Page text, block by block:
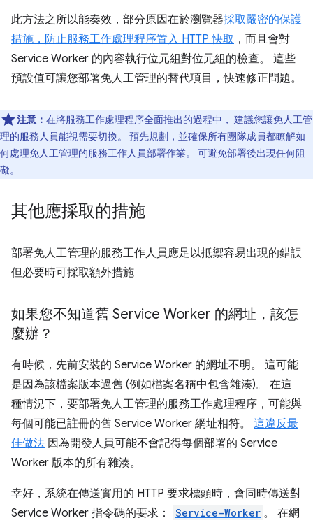
此方法之所以能奏效，部分原因在於瀏覽器採取嚴密的保護
措施，防止服務工作處理程序置入 HTTP 快取 ，而且會對
Service Worker 的內容執行位元組對位元組的檢查。 這些
預設值可讓您部署免人工管理的替代項目，快速修正問題。
注意： 在將服務工作處理程序全面推出的過程中， 建議您讓免人工管
理的服務人員能視需要切換。 預先規劃，並確保所有團隊成員都瞭解如
何處理免人工管理的服務工作人員部署作業。 可避免部署後出現任何阻
礙。
其他應採取的措施
部署免人工管理的服務工作人員應足以抵禦容易出現的錯誤
但必要時可採取額外措施
如果您不知道舊 Service Worker 的網址，該怎
麼辦？
有時候，先前安裝的 Service Worker 的網址不明。 這可能
是因為該檔案版本過舊 (例如檔案名稱中包含雜湊)。 在這
種情況下，要部署免人工管理的服務工作處理程序，可能與
每個可能已註冊的舊 Service Worker 網址相符。 這違反最
佳做法 因為開發人員可能不會記得每個部署的 Service
Worker 版本的所有雜湊。
幸好，系統在傳送實用的 HTTP 要求標頭時，會同時傳送對
Service Worker 指令碼的要求：
Service-Worker 。 在網